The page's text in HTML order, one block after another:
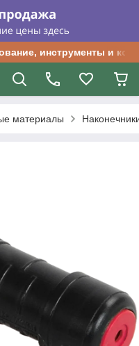
инструменты и
материалы